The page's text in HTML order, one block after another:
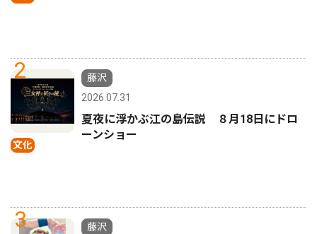
2
文化
藤沢
2026.07.31
夏夜に浮かぶ江の島伝説 ８月18日にドロ
ーンショー
3
藤沢